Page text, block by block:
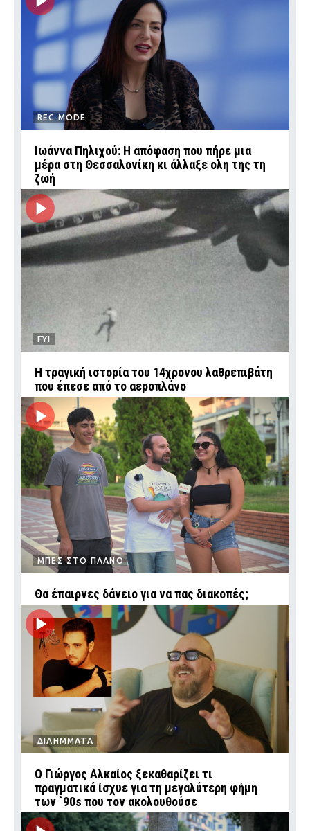
REC MODE
Ιωάννα Πηλιχού: Η απόφαση που πήρε μια
μέρα στη Θεσσαλονίκη κι άλλαξε ολη της τη
ζωή
FYI
Η τραγική ιστορία του 14χρονου λαθρεπιβάτη
που έπεσε από το αεροπλάνο
ΜΠΕΣ ΣΤΟ ΠΛΑΝΟ
Θα έπαιρνες δάνειο για να πας διακοπές;
ΔΙΛΗΜΜΑΤΑ
Ο Γιώργος Αλκαίος ξεκαθαρίζει τι
πραγματικά ίσχυε για τη μεγαλύτερη φήμη
των `90s που τον ακολουθούσε